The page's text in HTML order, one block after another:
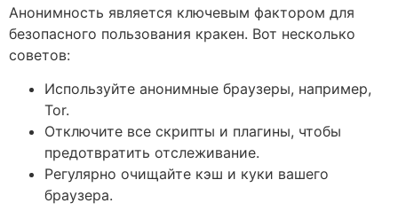
Анонимность является ключевым фактором для
безопасного пользования кракен. Вот несколько
советов:
Используйте анонимные браузеры, например,
Tor.
Отключите все скрипты и плагины, чтобы
предотвратить отслеживание.
Регулярно очищайте кэш и куки вашего
браузера.